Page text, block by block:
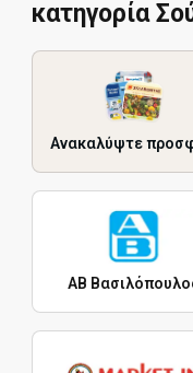
κατηγορία
Ανακαλύψτε
ΑΒ